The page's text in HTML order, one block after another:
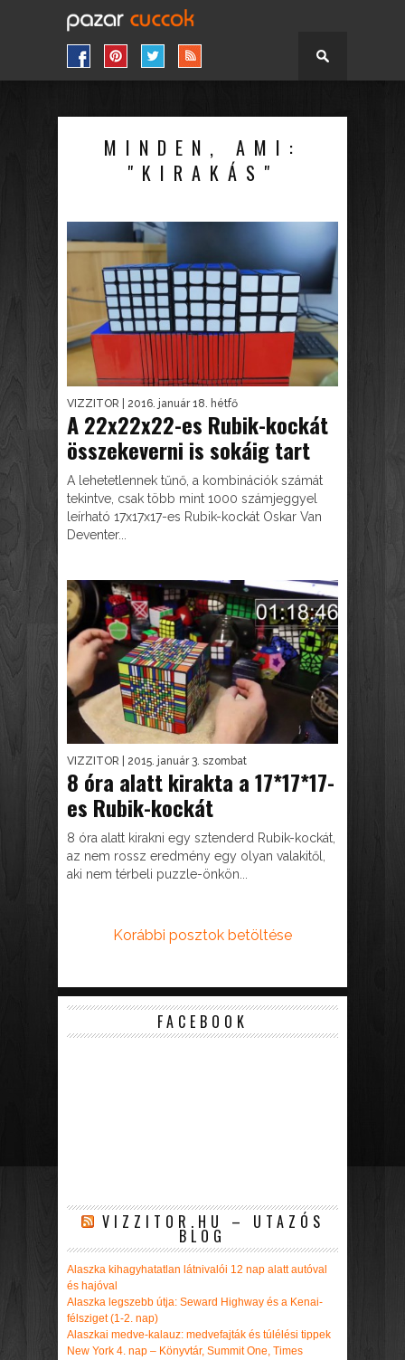
MINDEN, AMI:
"KIRAKÁS"
VIZZITOR | 2016. január 18. hétfő
A 22x22x22-es Rubik-kockát
összekeverni is sokáig tart
A lehetetlennek tűnő, a kombinációk számát
tekintve, csak több mint 1000 számjeggyel
leírható 17x17x17-es Rubik-kockát Oskar Van
Deventer...
VIZZITOR | 2015. január 3. szombat
8 óra alatt kirakta a 17*17*17-
es Rubik-kockát
8 óra alatt kirakni egy sztenderd Rubik-kockát,
az nem rossz eredmény egy olyan valakitől,
aki nem térbeli puzzle-önkön...
Korábbi posztok betöltése
FACEBOOK
VIZZITOR.HU – UTAZÓS
BLOG
Alaszka kihagyhatatlan látnivalói 12 nap alatt autóval
és hajóval
Alaszka legszebb útja: Seward Highway és a Kenai-
félsziget (1-2. nap)
Alaszkai medve-kalauz: medvefajták és túlélési tippek
New York 4. nap – Könyvtár, Summit One, Times